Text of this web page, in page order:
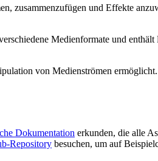
zusammenzufügen und Effekte
Medienformate und
von Medienströmen
Dokumentation erkunden, die alle
Repository besuchen, um auf